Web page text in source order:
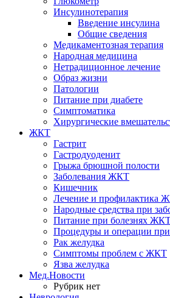
Инсулинотерапия
Введение инсулина
Общие сведения
Медикаментозная терапия
Народная медицина
Нетрадиционное лечение
Образ жизни
Патологии
Питание при диабете
Симптоматика
Хирургические
ЖКТ
Гастрит
Гастродуоденит
Грыжа брюшной полости
Заболевания ЖКТ
Кишечник
Лечение и профилактика
Народные средства при
Питание при болезнях
Процедуры и операции
Рак желудка
Симптомы проблем с ЖКТ
Язва желудка
Мед.Новости
Рубрик нет